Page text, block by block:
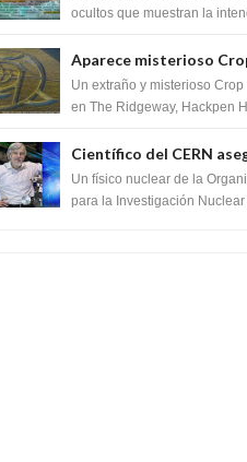
crear el SARS-CoV-2,
ocultos que muestran la
Aparece misterioso
Reino Unido 23 de junio
Un extraño y misterioso
en The Ridgeway, Hackpen
Científico del CERN
ayudado por seres de
prueba del Colisionador
Un físico nuclear de la
para la Investigación